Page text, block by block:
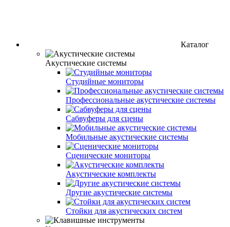
Каталог
Акустические системы
Студийные мониторы
Профессиональные акустические системы
Сабвуферы для сцены
Мобильные акустические системы
Сценические мониторы
Акyстические комплекты
Другие акустические системы
Стойки для акустических систем